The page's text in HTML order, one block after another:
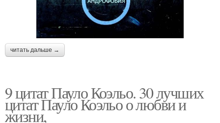
читать дальше →
9 цитат Пауло Коэльо. 30 лучших
цитат Пауло Коэльо о любви и
жизни,